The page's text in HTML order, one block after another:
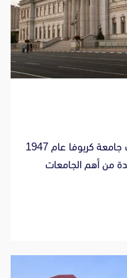
الدراسة فى جامعة كريوفا مقدمة تأسست جامعة كريوفا عام 1947
من أهم الجامعات